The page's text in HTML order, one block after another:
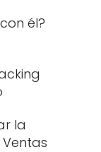
él?
la